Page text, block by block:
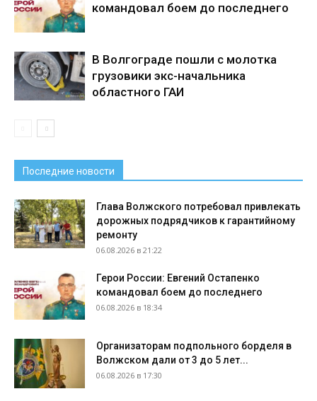
командовал боем до последнего
В Волгограде пошли с молотка
грузовики экс-начальника
областного ГАИ
Последние новости
Глава Волжского потребовал привлекать
дорожных подрядчиков к гарантийному
ремонту
06.08.2026 в 21:22
Герои России: Евгений Остапенко
командовал боем до последнего
06.08.2026 в 18:34
Организаторам подпольного борделя в
Волжском дали от 3 до 5 лет...
06.08.2026 в 17:30